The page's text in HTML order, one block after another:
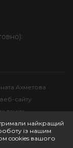
Ахметова
сайту
даних
найкращий
із нашим
cookies вашого